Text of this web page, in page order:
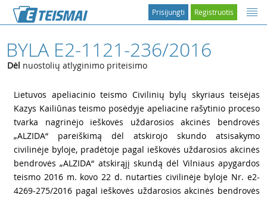
Registruotis
Prisijungti
BYLA E2-1121-236/2016
Dėl nuostolių atlyginimo priteisimo
Lietuvos apeliacinio teismo Civilinių bylų skyriaus teisėjas
Kazys Kailiūnas teismo posėdyje apeliacine rašytinio proceso
tvarka nagrinėjo ieškovės uždarosios akcinės bendrovės
„ALZIDA“ pareiškimą dėl atskirojo skundo atsisakymo
civilinėje byloje, pradėtoje pagal ieškovės uždarosios akcinės
bendrovės „ALZIDA“ atskirąjį skundą dėl Vilniaus apygardos
teismo 2016 m. kovo 22 d. nutarties civilinėje byloje Nr. e2-
4269-275/2016 pagal ieškovės uždarosios akcinės bendrovės